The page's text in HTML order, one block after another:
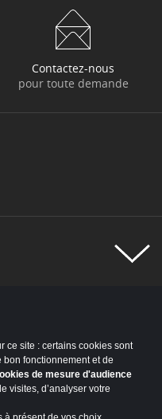
Contactez-nous
pour toute demande
ce site : certains cookies sont
fonctionnement et de
de mesure d'audience
visites, d’analyser votre